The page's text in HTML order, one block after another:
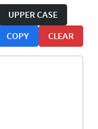
UPPER CASE
COPY CLEAR